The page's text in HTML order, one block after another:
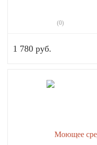
(0)
1 780 руб.